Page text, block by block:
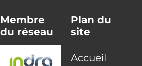
Membre
du réseau
Plan du
site
Accueil